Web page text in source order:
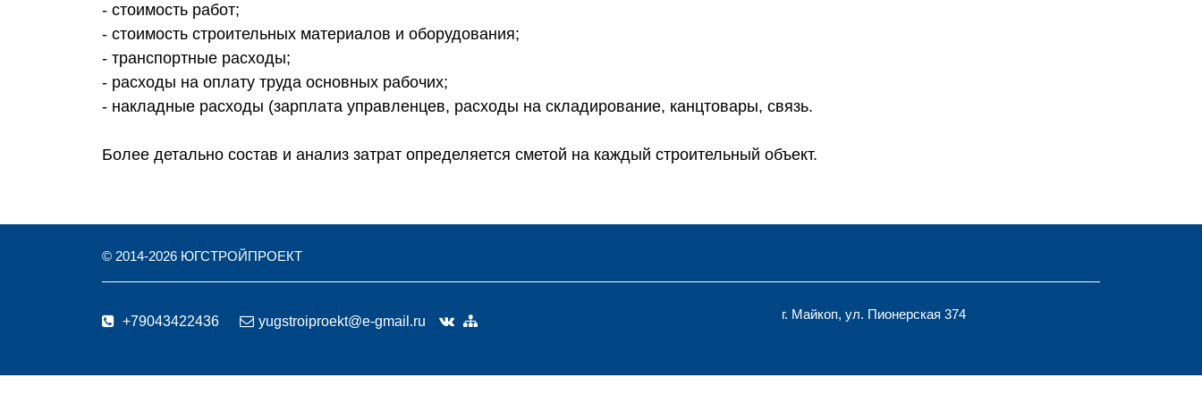
- стоимость работ;
- стоимость строительных материалов и оборудования;
- транспортные расходы;
- расходы на оплату труда основных рабочих;
- накладные расходы (зарплата управленцев, расходы на складирование, канцтовары, связь.
Более детально состав и анализ затрат определяется сметой на каждый строительный объект.
© 2014-2026 ЮГСТРОЙПРОЕКТ
+79043422436 yugstroiproekt@e-gmail.ru г. Майкоп, ул. Пионерская 374